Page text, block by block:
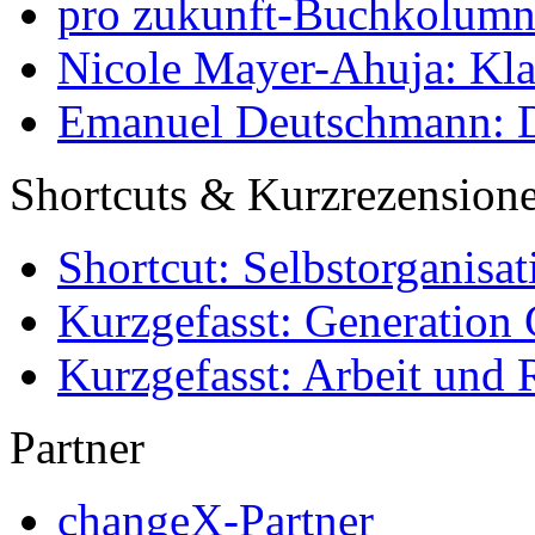
pro zukunft-
Nicole Mayer-Ahuja:
Emanuel Deutschmann:
Shortcuts &
Shortcut:
Kurzgefasst: Generation
Kurzgefasst: Arbeit und
Partner
changeX-Partner